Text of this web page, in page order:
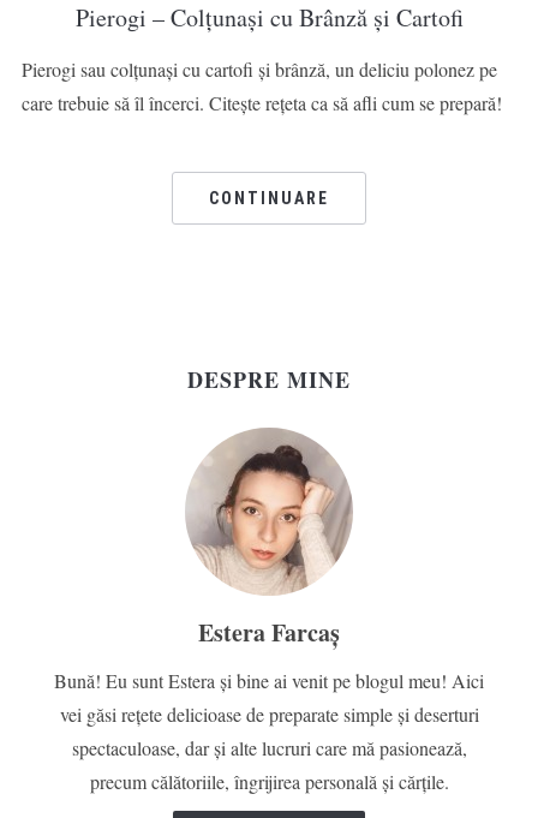
Pierogi – Colțunași cu Brânză și Cartofi
Pierogi sau colțunași cu cartofi și brânză, un deliciu polonez pe
care trebuie să îl încerci. Citește rețeta ca să afli cum se prepară!
CONTINUARE
DESPRE MINE
Estera Farcaș
Bună! Eu sunt Estera și bine ai venit pe blogul meu! Aici
vei găsi rețete delicioase de preparate simple și deserturi
spectaculoase, dar și alte lucruri care mă pasionează,
precum călătoriile, îngrijirea personală și cărțile.